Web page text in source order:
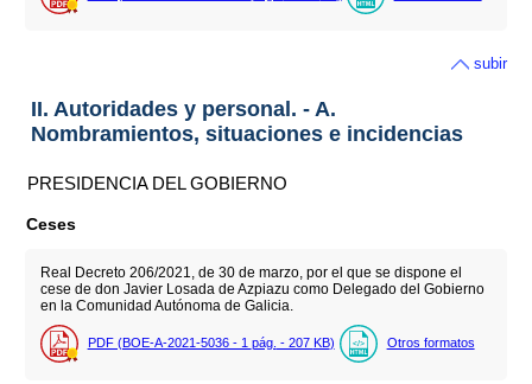
subir
II. Autoridades y personal. - A.
Nombramientos, situaciones e incidencias
PRESIDENCIA DEL GOBIERNO
Ceses
Real Decreto 206/2021, de 30 de marzo, por el que se dispone el
cese de don Javier Losada de Azpiazu como Delegado del Gobierno
en la Comunidad Autónoma de Galicia.
PDF (BOE-A-2021-5036 - 1 pág. - 207 KB) Otros formatos